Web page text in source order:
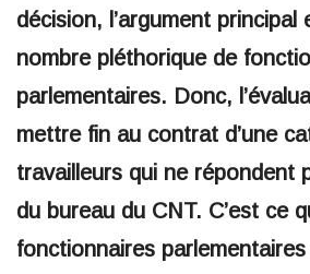
décision, l’argument principal
nombre pléthorique de
parlementaires. Donc,
mettre fin au contrat d’une
travailleurs qui ne répondent
du bureau du CNT. C’est ce
fonctionnaires